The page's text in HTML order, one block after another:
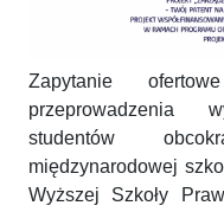
Zapytanie
przeprowadzenia
studentów
międzynarodowej
Wyższej Szkoły